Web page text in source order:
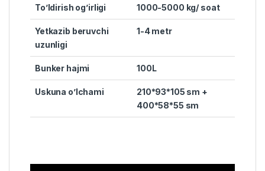
To’ldirish og’irligi 1000-5000 kg/ soat
Yetkazib beruvchi
uzunligi
1-4 metr
Bunker hajmi 100L
Uskuna o’lchami
210*93*105 sm +
400*58*55 sm